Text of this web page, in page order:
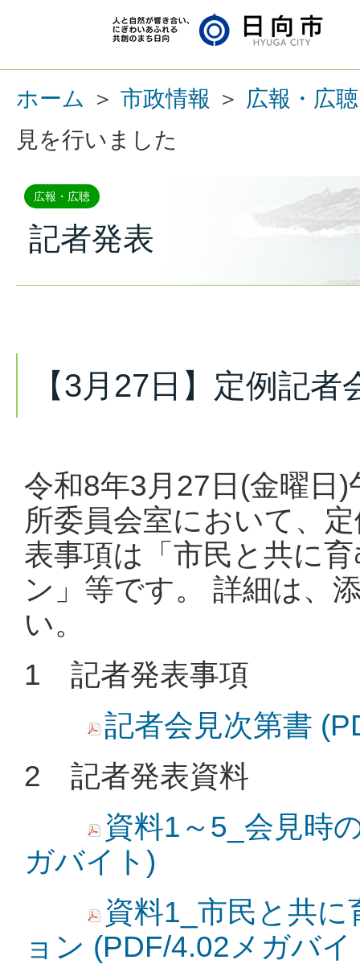
ホーム ＞ 市政情報 ＞ 広報・広聴
見を行いました
広報・広聴
記者発表
【3月27日】定例記
令和8年3月27日(金曜日
所委員会室において、
表事項は「市民と共に
ン」等です。 詳細は、
い。
1 記者発表事項
記者会見次第書
2 記者発表資料
資料1～5_会見時
ガバイト)
資料1_市民と共
ョン (PDF/4.02メガバイ